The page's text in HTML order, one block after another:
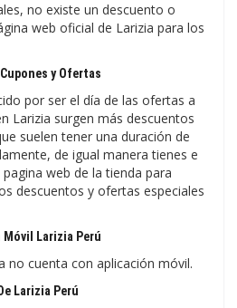
no existe un descuento o
web oficial de Larizia para los
y Ofertas
por ser el día de las ofertas a
Larizia surgen más descuentos
suelen tener una duración de
de igual manera tienes e
web de la tienda para
descuentos y ofertas especiales
Larizia Perú
no cuenta con aplicación móvil.
Larizia Perú